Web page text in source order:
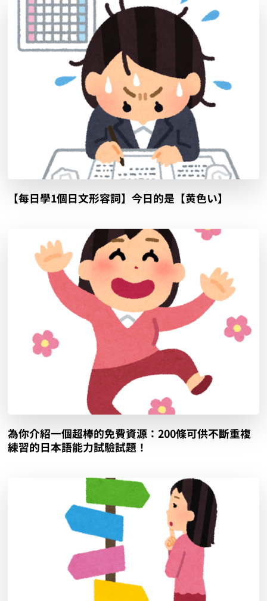
【每日學1個日文形容詞】今日的是【黄色い】
為你介紹一個超棒的免費資源：200條可供不斷重複
練習的日本語能力試驗試題！